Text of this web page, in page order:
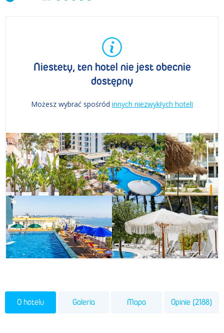
Niestety, ten hotel nie jest obecnie
dostępny
Możesz wybrać spośród innych niezwykłych hoteli
O hotelu Galeria Mapa Opinie (2188)